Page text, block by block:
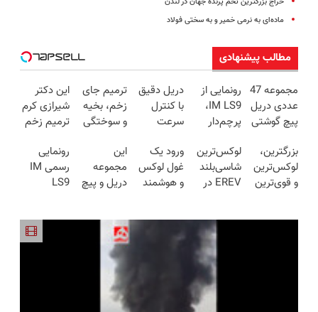
ماده‌ای به نرمی خمیر و به سختی فولاد
مطالب پیشنهادی
مجموعه 47
عددی دریل
پیچ گوشتی
(تخفیف به
مدت
محدود)
رونمایی از
IM LS9،
پرچم‌دار
EREV وارد
بازار ایران
شد
دریل دقیق
با کنترل
سرعت
(مجموعه
47عددی +
تخفیف
ترمیم جای
زخم، بخیه
و سوختگی
هفته!!😍
این دکتر
شیرازی کرم
ترمیم زخم
ساخت!!!
بزرگترین،
لوکس‌ترین
و قوی‌ترین
لوکس‌ترین
شاسی‌بلند
EREV در
رونمایی
ورود یک
غول لوکس
و هوشمند
رونمایی شد
این
مجموعه
دریل و پیچ
نصف قیمت
بخر!😉
رونمایی
رسمی IM
LS9